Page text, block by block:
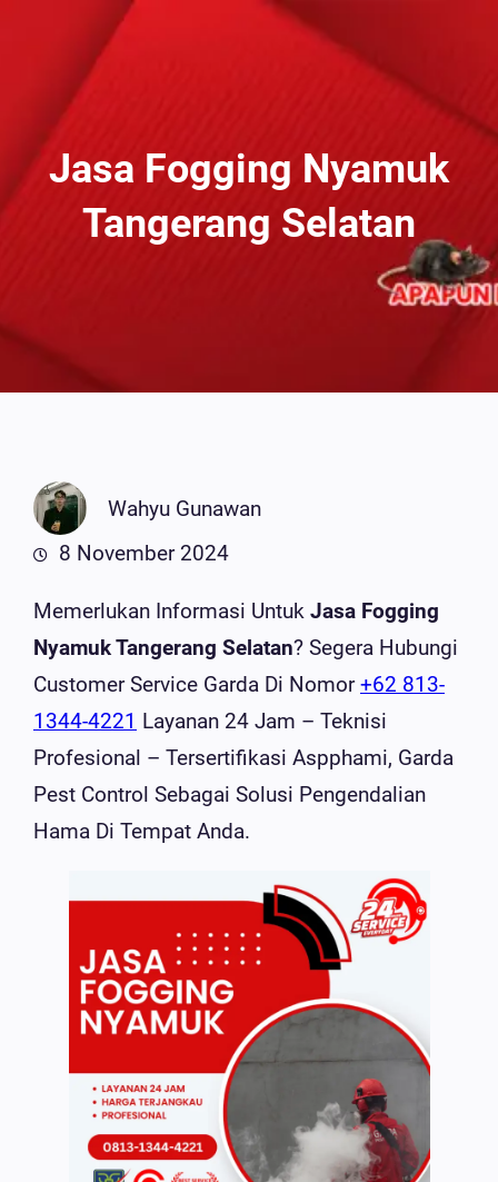
Jasa Fogging Nyamuk
Tangerang Selatan
Wahyu Gunawan
8 November 2024
Memerlukan Informasi Untuk Jasa Fogging
Nyamuk Tangerang Selatan? Segera Hubungi
Customer Service Garda Di Nomor+62 813-
1344-4221 Layanan 24 Jam – Teknisi
Profesional – Tersertifikasi Aspphami, Garda
Pest Control Sebagai Solusi Pengendalian
Hama Di Tempat Anda.